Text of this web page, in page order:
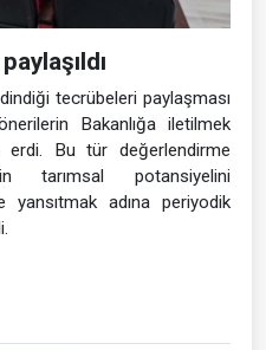
tecrübeleri paylaşması
Bakanlığa iletilmek
erdi. Bu tür değerlendirme
tarımsal potansiyelini
adına periyodik